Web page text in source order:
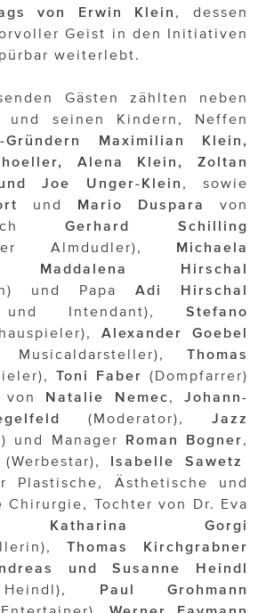
von Erwin Klein , dessen
Geist in den Initiativen
weiterlebt.
Gästen zählten neben
und seinen Kindern, Neffen
Maximilian Klein,
Alena Klein, Zoltan
Joe Unger-Klein , sowie
und Mario Duspara
von
Gerhard
Schilling
Almdudler), Michaela
Maddalena
Hirschal
und Papa Adi Hirschal
und Intendant), Stefano
Alexander Goebel
Musicaldarsteller), Thomas
Toni Faber (Dompfarrer)
von Natalie Nemec,Johann-
(Moderator), Jazz
und Manager Roman Bogner,
(Werbestar), Isabelle Sawetz
Plastische, Ästhetische und
Chirurgie, Tochter von Dr. Eva
Katharina Gorgi
Thomas Kirchgrabner
und Susanne Heindl
Heindl), Paul Grohmann